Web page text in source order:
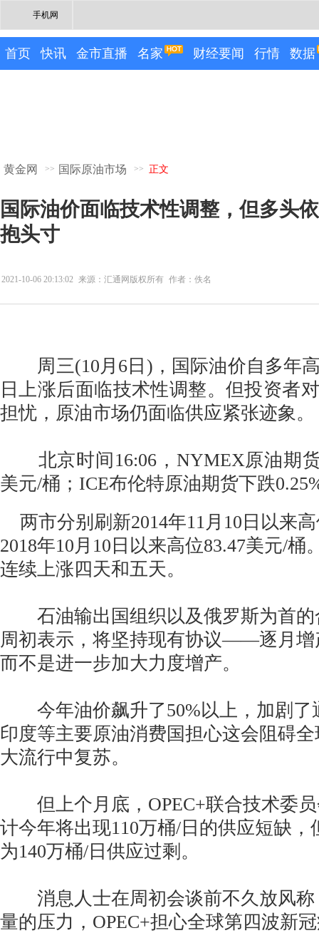
手机网
首页 快讯 金市直播 名家 财经要闻 行情 数据
黄金网 >> 国际原油市场 >> 正文
国际油价面临技术性调整，但多头
抱头寸
2021-10-06 20:13:02 来源：汇通网版权所有 作者：佚名
周三(10月6日)，国际油价自多年
日上涨后面临技术性调整。但投资者
担忧，原油市场仍面临供应紧张迹象。
北京时间16:06，NYMEX原油期货
美元/桶；ICE布伦特原油期货下跌
两市分别刷新2014年11月10日以来
2018年10月10日以来高位83.47美元/桶
连续上涨四天和五天。
石油输出国组织以及俄罗斯为首的
周初表示，将坚持现有协议——逐月增
而不是进一步加大力度增产。
今年油价飙升了50%以上，加剧了
印度等主要原油消费国担心这会阻碍
大流行中复苏。
但上个月底，OPEC+联合技术委员
计今年将出现110万桶/日的供应短缺，
为140万桶/日供应过剩。
消息人士在周初会谈前不久放风称
量的压力，OPEC+担心全球第四波新